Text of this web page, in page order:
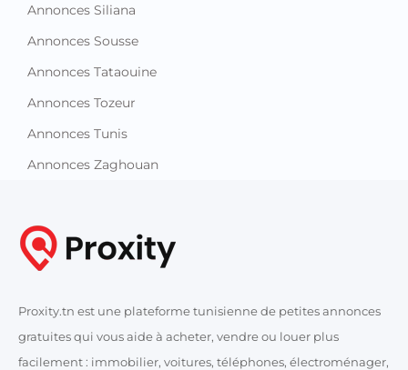
Annonces Siliana
Annonces Sousse
Annonces Tataouine
Annonces Tozeur
Annonces Tunis
Annonces Zaghouan
Proxity.tn est une plateforme tunisienne de petites annonces
gratuites qui vous aide à acheter, vendre ou louer plus
facilement : immobilier, voitures, téléphones, électroménager,